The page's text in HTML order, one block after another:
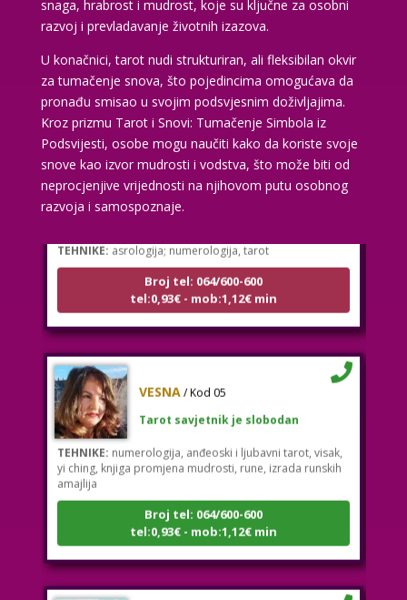
snaga, hrabrost i mudrost, koje su ključne za osobni
razvoj i prevladavanje životnih izazova.
U konačnici, tarot nudi strukturiran, ali fleksibilan okvir
za tumačenje snova, što pojedincima omogućava da
pronađu smisao u svojim podsvjesnim doživljajima.
Kroz prizmu Tarot i Snovi: Tumačenje Simbola iz
Podsvijesti, osobe mogu naučiti kako da koriste svoje
snove kao izvor mudrosti i vodstva, što može biti od
neprocjenjive vrijednosti na njihovom putu osobnog
razvoja i samospoznaje.
KRISTINA
/ Kod 160
Tarot savjetnik je zauzet
Broj tel: 064/600-600
tel:0,93€ - mob:1,12€ min
TEHNIKE:numerologija, anđeoski i ljubavni tarot, visak,
yi ching, knjiga promjena mudrosti, rune, izrada runskih
amajlija
Broj tel: 064/600-600
tel:0,93€ - mob:1,12€ min